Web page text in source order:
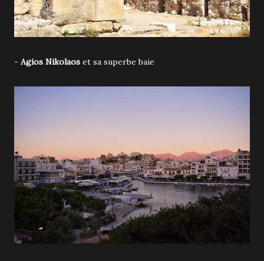
- Agios Nikolaos et sa superbe baie